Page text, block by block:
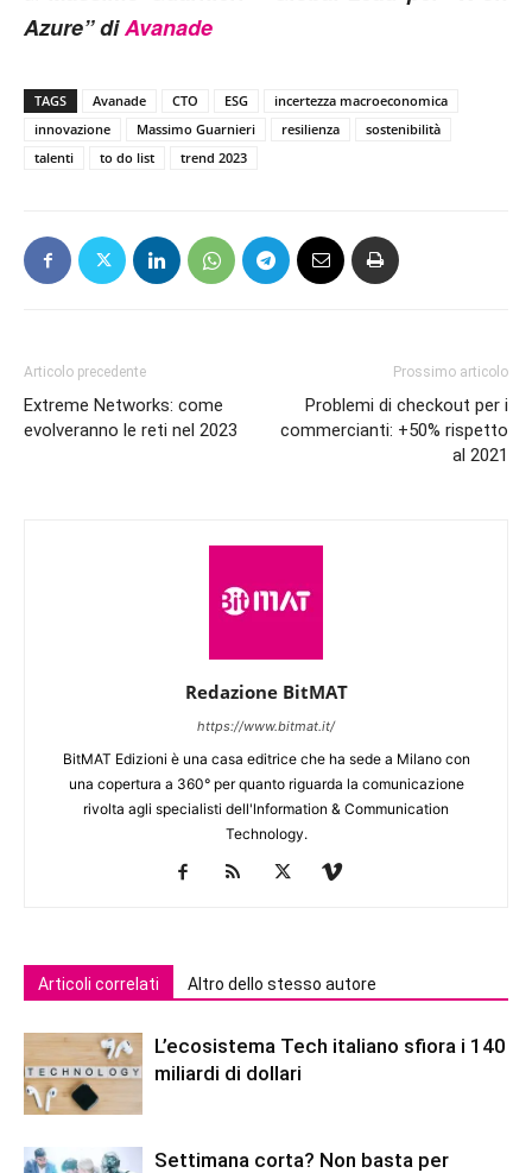
Azure” diAvanade
TAGS Avanade CTO ESG
incertezza macroeconomica
innovazione
Massimo Guarnieri resilienza
sostenibilità
talenti
to do list trend 2023
Articolo precedente
Extreme Networks: come
evolveranno le reti nel 2023
Prossimo articolo
Problemi di checkout per i
commercianti: +50% rispetto
al 2021
Redazione BitMAT
https://www.bitmat.it/
BitMAT Edizioni è una casa editrice che ha sede a Milano con
una copertura a 360° per quanto riguarda la comunicazione
rivolta agli specialisti dell'lnformation & Communication
Technology.
Articoli correlati Altro dello stesso autore
L’ecosistema Tech italiano sfiora i 140
miliardi di dollari
Settimana corta? Non basta per